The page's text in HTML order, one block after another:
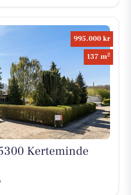
995.000 kr
137 m2
Kerteminde